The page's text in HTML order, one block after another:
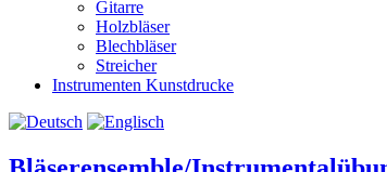
Gitarre
Holzbläser
Blechbläser
Streicher
Instrumenten Kunstdrucke